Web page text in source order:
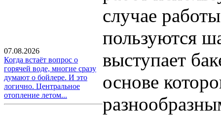
07.08.2026
Когда встаёт вопрос о
горячей воде, многие сразу
думают о бойлере. И это
логично. Центральное
отопление летом...
случае
пользуются
выступает
основе